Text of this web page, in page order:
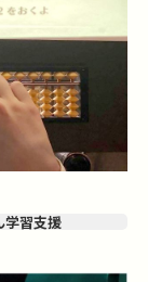
学習支援